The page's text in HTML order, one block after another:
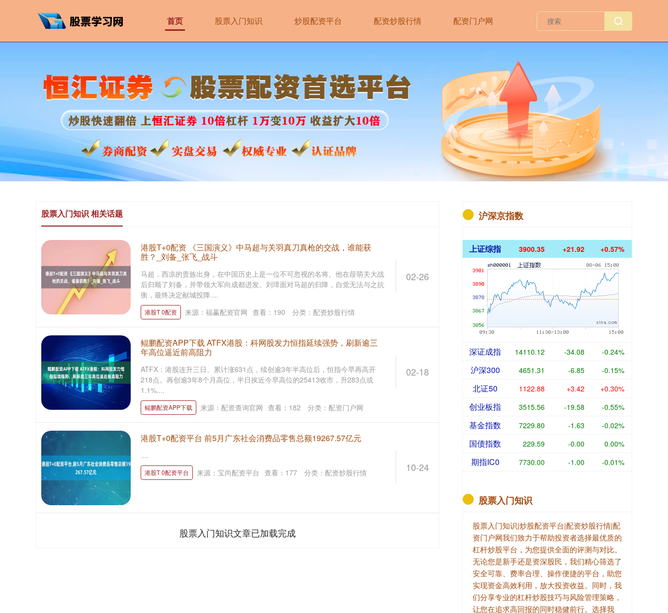
首页 股票入门知识 炒股配资平台 配资炒股行情 配资门户网
股票入门知识 相关话题
02-26
港股T+0配资 《三国演义》中马超与关羽真刀真枪的交战，谁能获
胜？_刘备_张飞_战斗
马超，西凉的贵族出身，在中国历史上是一位不可忽视的名将。他在葭萌关大战
后归顺了刘备，并带领大军向成都进发。刘璋面对马超的归降，自觉无法与之抗
衡，最终决定献城投降....
港股T 0配资 来源：福赢配资官网 查看： 190 分类： 配资炒股行情
02-18
鲲鹏配资APP下载 ATFX港股：科网股发力恒指延续强势，刷新逾三
年高位逼近前高阻力
ATFX：港股连升三日、累计涨631点，续创逾3年半高位后，恒指今早再高开
218点。再创逾3年8个月高位，半日挨近今早高位的25413收市，升283点或
1.1%....
鲲鹏配资APP下载 来源：配资查询官网 查看： 182 分类： 配资门户网
10-24
港股T+0配资平台 前5月广东社会消费品零售总额19267.57亿元
....
港股T 0配资平台 来源：宝尚配资平台 查看： 177 分类： 配资炒股行情
股票入门知识文章已加载完成
沪深京指数
上证综指 3900.35 +21.92 +0.57%
深证成指 14110.12 -34.08 -0.24%
沪深300 4651.31 -6.85 -0.15%
北证50 1122.88 +3.42 +0.30%
创业板指 3515.56 -19.58 -0.55%
基金指数 7229.80 -1.63 -0.02%
国债指数 229.59 -0.00 0.00%
期指IC0 7730.00 -1.00 -0.01%
股票入门知识
股票入门知识|炒股配资平台|配资炒股行情|配
资门户网我们致力于帮助投资者选择最优质的
杠杆炒股平台，为您提供全面的评测与对比。
无论您是新手还是资深股民，我们精心筛选了
安全可靠、费率合理、操作便捷的平台，助您
实现资金高效利用，放大投资收益。同时，我
们分享专业的杠杆炒股技巧与风险管理策略，
让您在追求高回报的同时稳健前行。选择我